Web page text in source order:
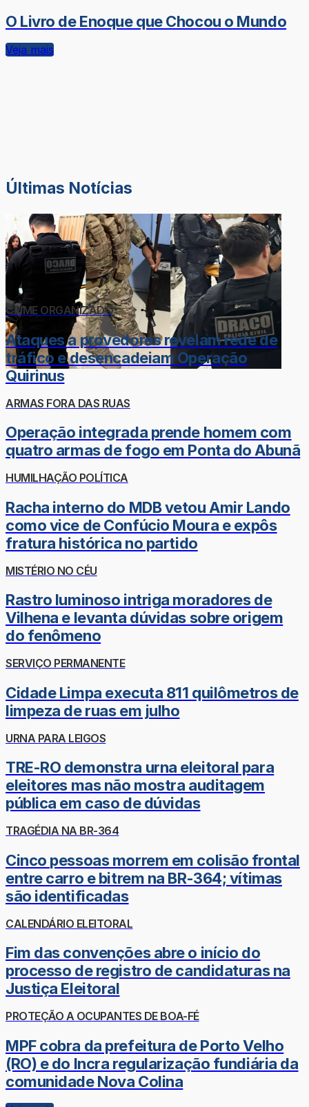
O Livro de Enoque que Chocou o Mundo
Veja mais
Últimas Notícias
CRIME ORGANIZADO
Ataques a provedores revelam rede de
tráfico e desencadeiam Operação
Quirinus
ARMAS FORA DAS RUAS
Operação integrada prende homem com
quatro armas de fogo em Ponta do Abunã
HUMILHAÇÃO POLÍTICA
Racha interno do MDB vetou Amir Lando
como vice de Confúcio Moura e expôs
fratura histórica no partido
MISTÉRIO NO CÉU
Rastro luminoso intriga moradores de
Vilhena e levanta dúvidas sobre origem
do fenômeno
SERVIÇO PERMANENTE
Cidade Limpa executa 811 quilômetros de
limpeza de ruas em julho
URNA PARA LEIGOS
TRE-RO demonstra urna eleitoral para
eleitores mas não mostra auditagem
pública em caso de dúvidas
TRAGÉDIA NA BR-364
Cinco pessoas morrem em colisão frontal
entre carro e bitrem na BR-364; vítimas
são identificadas
CALENDÁRIO ELEITORAL
Fim das convenções abre o início do
processo de registro de candidaturas na
Justiça Eleitoral
PROTEÇÃO A OCUPANTES DE BOA-FÉ
MPF cobra da prefeitura de Porto Velho
(RO) e do Incra regularização fundiária da
comunidade Nova Colina